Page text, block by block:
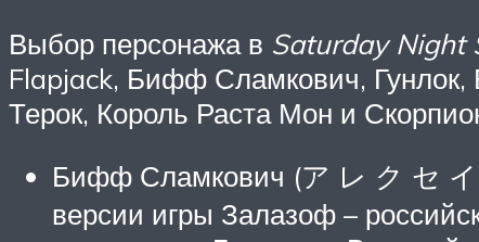
Выбор персонажа в Saturday Night
Flapjack, Бифф Сламкович, Гунлок,
Терок, Король Раста Мон и
Бифф Сламкович (ア レ ク セ
версии игры Залазоф –